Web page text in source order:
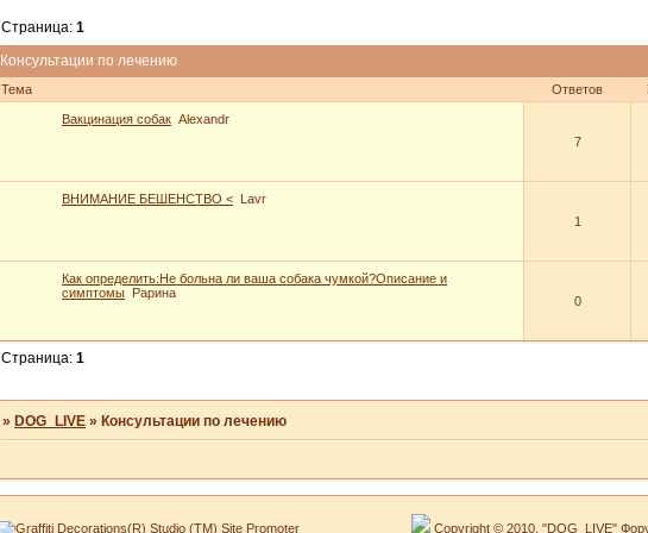
Консультации по лечению
Страница:1
Тема Ответов
Вакцинация собак Alexandr
7
ВНИМАНИЕ БЕШЕНСТВО <
Lavr
1
Как определить:Не больна ли ваша собака чумкой?Описание и
симптомы
Рарина
0
Страница:1
»DOG_LIVE »Консультации по лечению
Copyright © 2010. "DOG_LIVE"